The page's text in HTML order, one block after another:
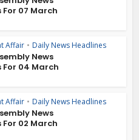
07 March
Affair • Daily News Headlines
News
For 04 March
Affair • Daily News Headlines
News
02 March